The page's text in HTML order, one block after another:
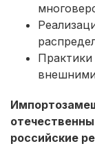
Практики
российские